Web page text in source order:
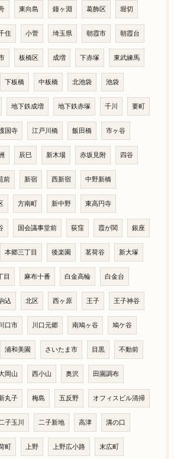
東向島 鐘ヶ淵 葛飾区 堀切
住 小菅 埼玉県 朝霞市 朝霞台
板橋区 成増 下赤塚 東武練馬
下板橋 中板橋 北池袋 池袋
地下鉄成増 地下鉄赤塚 千川 要町
国寺 江戸川橋 飯田橋 市ヶ谷
辰巳 新木場 赤坂見附 四谷
前 新宿 西新宿 中野新橋
方南町 新中野 東高円寺
国会議事堂前 荻窪 霞が関 銀座
本郷三丁目 後楽園 茗荷谷 新大塚
目 麻布十番 白金高輪 白金台
込 北区 西ヶ原 王子 王子神谷
川口市 川口元郷 南鳩ヶ谷 鳩ケ谷
浦和美園 さいたま市 目黒 不動前
岡山 西小山 奥沢 田園調布
丸子 梅島 五反野 オフィスビル清掃
子玉川 二子新地 高津 溝の口
町 上野 上野広小路 末広町